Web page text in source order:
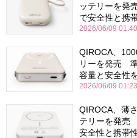
ッテリーを発
で安全性と携
2026/06/09 01:40
QIROCA、
リーを発売
容量と安全性
2026/06/09 01:23
QIROCA、薄
テリーを発売
安全性と携帯